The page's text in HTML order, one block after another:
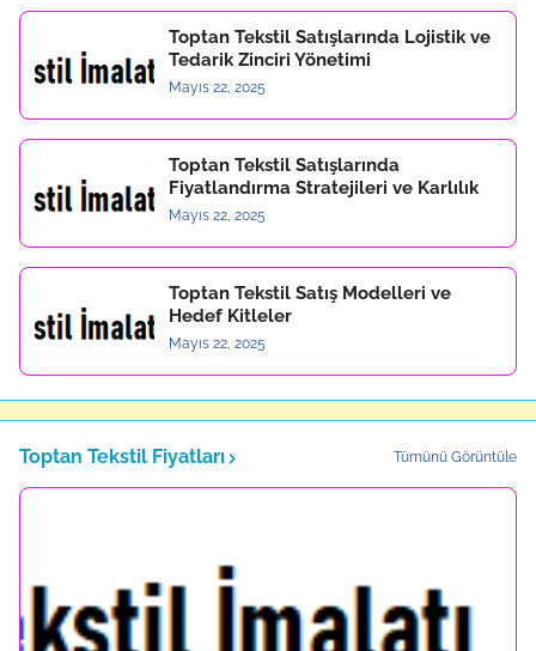
Toptan Tekstil Satışlarında Lojistik ve
Tedarik Zinciri Yönetimi
Mayıs 22, 2025
Toptan Tekstil Satışlarında
Fiyatlandırma Stratejileri ve Karlılık
Mayıs 22, 2025
Toptan Tekstil Satış Modelleri ve
Hedef Kitleler
Mayıs 22, 2025
Toptan Tekstil Fiyatları Tümünü Görüntüle